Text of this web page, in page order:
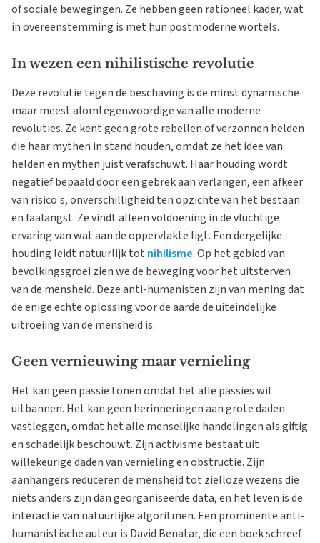
of sociale bewegingen. Ze hebben geen rationeel kader, wat
in overeenstemming is met hun postmoderne wortels.
In wezen een nihilistische revolutie
Deze revolutie tegen de beschaving is de minst dynamische
maar meest alomtegenwoordige van alle moderne
revoluties. Ze kent geen grote rebellen of verzonnen helden
die haar mythen in stand houden, omdat ze het idee van
helden en mythen juist verafschuwt. Haar houding wordt
negatief bepaald door een gebrek aan verlangen, een afkeer
van risico's, onverschilligheid ten opzichte van het bestaan
en faalangst. Ze vindt alleen voldoening in de vluchtige
ervaring van wat aan de oppervlakte ligt. Een dergelijke
houding leidt natuurlijk tot nihilisme. Op het gebied van
bevolkingsgroei zien we de beweging voor het uitsterven
van de mensheid. Deze anti-humanisten zijn van mening dat
de enige echte oplossing voor de aarde de uiteindelijke
uitroeiing van de mensheid is.
Geen vernieuwing maar vernieling
Het kan geen passie tonen omdat het alle passies wil
uitbannen. Het kan geen herinneringen aan grote daden
vastleggen, omdat het alle menselijke handelingen als giftig
en schadelijk beschouwt. Zijn activisme bestaat uit
willekeurige daden van vernieling en obstructie. Zijn
aanhangers reduceren de mensheid tot zielloze wezens die
niets anders zijn dan georganiseerde data, en het leven is de
interactie van natuurlijke algoritmen. Een prominente anti-
humanistische auteur is David Benatar, die een boek schreef